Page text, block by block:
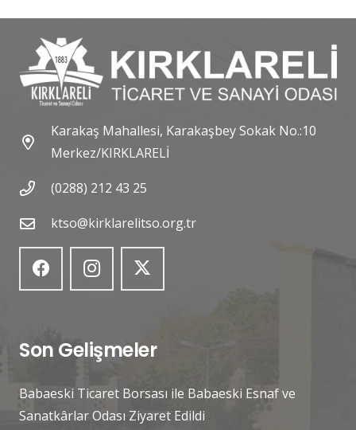
Karakaş Mahallesi, Karakaşbey Sokak No.:10
Merkez/KIRKLARELİ
(0288) 212 43 25
ktso@kirklarelitso.org.tr
Son Gelişmeler
Babaeski Ticaret Borsası ile Babaeski Esnaf ve
Sanatkârlar Odası Ziyaret Edildi